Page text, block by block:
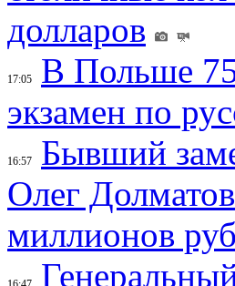
долларов
17:05
В Польше
экзамен по
16:57
Бывший
Олег
миллионов